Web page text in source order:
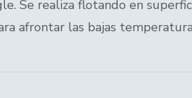
Se realiza flotando en
afrontar las bajas